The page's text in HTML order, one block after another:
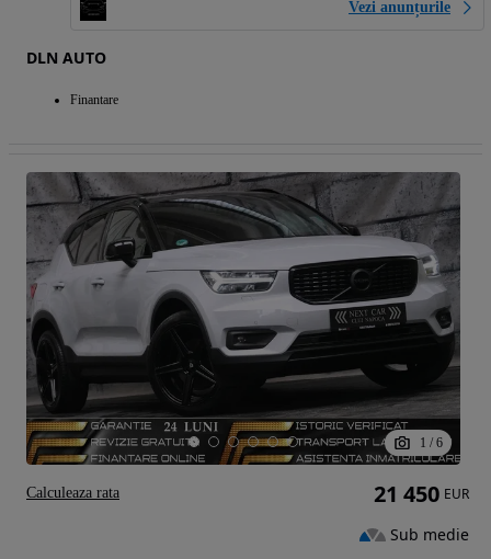
Vezi anunțurile
DLN AUTO
Finantare
1 / 6
21 450 EUR
Sub medie
Calculeaza rata